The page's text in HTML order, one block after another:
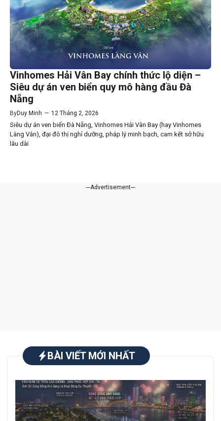
Vinhomes Hải Vân Bay chính thức lộ diện –
Siêu dự án ven biển quy mô hàng đầu Đà
Nẵng
ByDuy Minh — 12 Tháng 2, 2026
Siêu dự án ven biển Đà Nẵng, Vinhomes Hải Vân Bay (hay Vinhomes
Làng Vân), đại đô thị nghỉ dưỡng, pháp lý minh bạch, cam kết sở hữu
lâu dài
---Advertisement---
BÀI VIẾT MỚI NHẤT